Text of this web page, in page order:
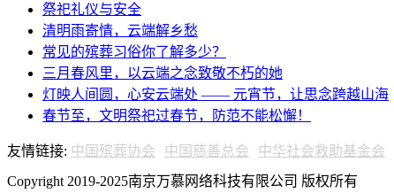
祭祀礼仪与安全
清明雨寄情，云端解乡愁
常见的殡葬习俗你了解多少？
三月春风里，以云端之念致敬不朽的她
灯映人间圆，心安云端处 —— 元宵节，让思念跨越山海
春节至，文明祭祀过春节，防范不能松懈！
友情链接: 中国殡葬协会 中国慈善总会 中华社会救助基金会
Copyright 2019-2025南京万慕网络科技有限公司 版权所有